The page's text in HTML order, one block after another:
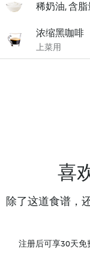
稀奶油, 含
浓缩黑咖啡
上菜用
喜
除了这道食谱，
注册后可享30天免